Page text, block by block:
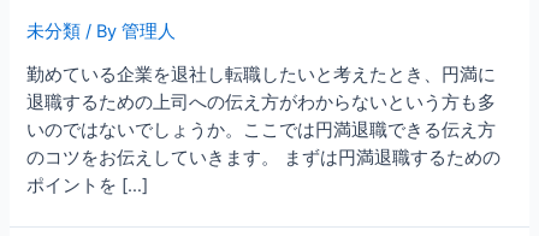
未分類 / By管理人
勤めている企業を退社し転職したいと考えたとき、円満に
退職するための上司への伝え方がわからないという方も多
いのではないでしょうか。ここでは円満退職できる伝え方
のコツをお伝えしていきます。 まずは円満退職するための
ポイントを […]